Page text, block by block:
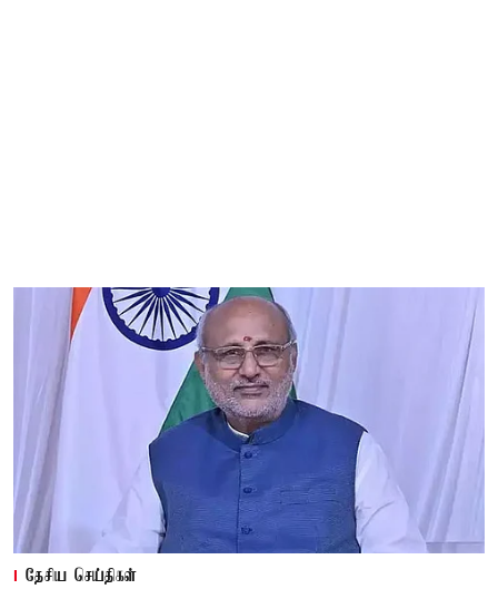
தேசிய செய்திகள்